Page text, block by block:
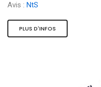
Avis : NtS
PLUS D'INFOS